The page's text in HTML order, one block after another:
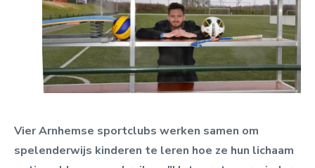
Vier Arnhemse sportclubs werken samen om
spelenderwijs kinderen te leren hoe ze hun lichaam